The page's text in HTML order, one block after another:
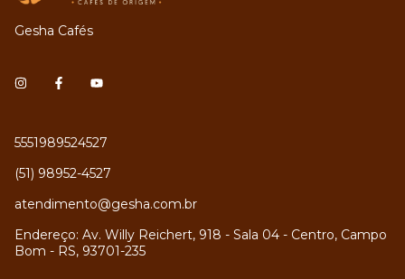
Gesha Cafés
5551989524527
(51) 98952-4527
atendimento@gesha.com.br
Endereço: Av. Willy Reichert, 918 - Sala 04 - Centro, Campo
Bom - RS, 93701-235